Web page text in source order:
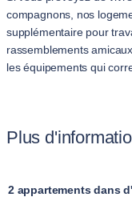
compagnons, nos
supplémentaire pour
rassemblements
les équipements qui
Plus
2 appartements dans